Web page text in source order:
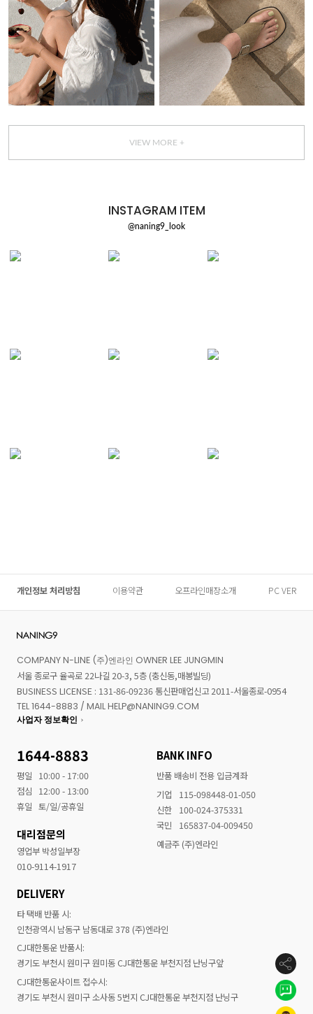
VIEW MORE +
INSTAGRAM ITEM
@naning9_look
개인정보 처리방침 이용약관 오프라인매장소개 PC VER
COMPANY N-LINE (주)엔라인 OWNER LEE JUNGMIN
서울 종로구 율곡로 22나길 20-3, 5층 (충신동,매봉빌딩)
BUSINESS LICENSE : 131-86-09236 통신판매업신고 2011-서울종로-0954
TEL 1644-8883 / MAIL HELP@NANING9.COM
사업자 정보확인
1644-8883
평일
10:00 - 17:00
점심
12:00 - 13:00
휴일 토/일/공휴일
대리점문의
영업부 박성일부장
010-9114-1917
BANK INFO
반품 배송비 전용 입금계좌
기업
115-098448-01-050
신한
100-024-375331
국민
165837-04-009450
예금주 (주)엔라인
DELIVERY
타 택배 반품 시:
인천광역시 남동구 남동대로 378 (주)엔라인
CJ대한통운 반품시:
경기도 부천시 원미구 원미동 CJ대한통운 부천지점 난닝구앞
CJ대한통운사이트 접수시:
경기도 부천시 원미구 소사동 5번지 CJ대한통운 부천지점 난닝구